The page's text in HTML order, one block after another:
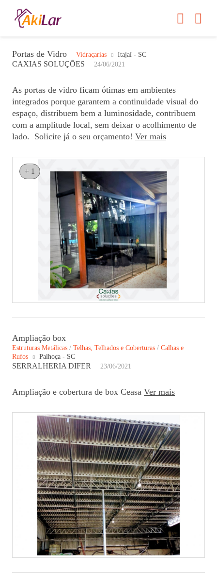
Portas de Vidro Vidraçarias Itajaí - SC
CAXIAS SOLUÇÕES 24/06/2021
As portas de vidro ficam ótimas em ambientes
integrados porque garantem a continuidade visual do
espaço, distribuem bem a luminosidade, contribuem
com a amplitude local, sem deixar o acolhimento de
lado. Solicite já o seu orçamento! Ver mais
+ 1
Ampliação box
Estruturas Metálicas / Telhas, Telhados e Coberturas / Calhas e
Rufos
Palhoça - SC
SERRALHERIA DIFER 23/06/2021
Ampliação e cobertura de box Ceasa Ver mais